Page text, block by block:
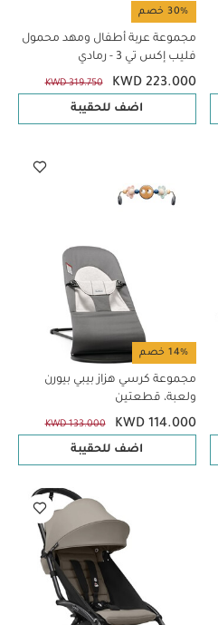
30% خصم
مجموعة عربة أطفال ومهد محمول
فليب إكس تي 3 - رمادي
KWD 223.000
KWD 319.750
اضف للحقيبة
14% خصم
مجموعة كرسي هزاز بيبي بيورن
ولعبة، قطعتين
KWD 114.000
KWD 133.000
اضف للحقيبة